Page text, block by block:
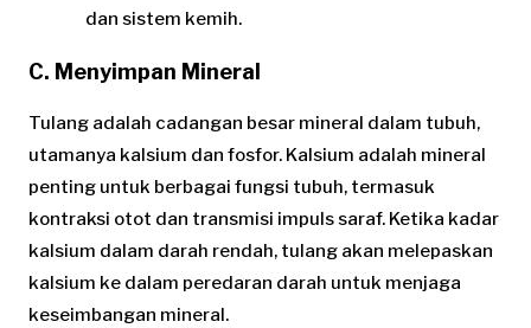
dan sistem kemih.
C. Menyimpan Mineral
Tulang adalah cadangan besar mineral dalam tubuh,
utamanya kalsium dan fosfor. Kalsium adalah mineral
penting untuk berbagai fungsi tubuh, termasuk
kontraksi otot dan transmisi impuls saraf. Ketika kadar
kalsium dalam darah rendah, tulang akan melepaskan
kalsium ke dalam peredaran darah untuk menjaga
keseimbangan mineral.